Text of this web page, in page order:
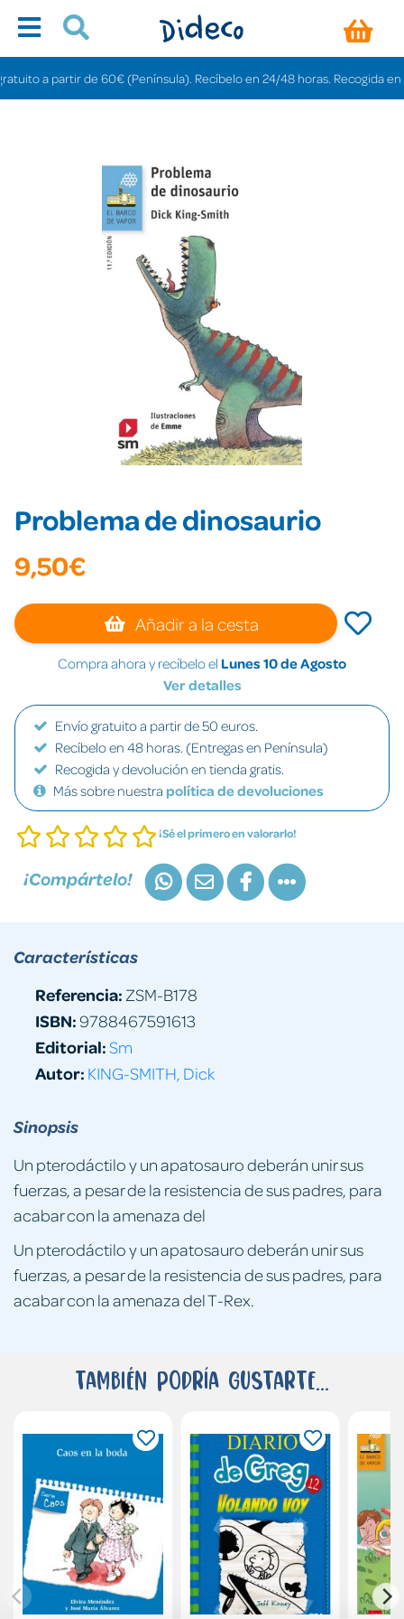
a partir de 60€ (Península). Recíbelo en 24/48 horas. Recogida en
Problema de dinosaurio
9,50€
Añadir a la cesta
Compra ahora y recíbelo el Lunes 10 de Agosto
Ver detalles
Envío gratuito a partir de 50 euros.
Recíbelo en 48 horas. (Entregas en Península)
Recogida y devolución en tienda gratis.
Más sobre nuestra política de devoluciones
¡Sé el primero en valorarlo!
¡Compártelo!
Sinopsis
Un pterodáctilo y un apatosauro deberán unir sus
fuerzas, a pesar de la resistencia de sus padres, para
acabar con la amenaza del
Un pterodáctilo y un apatosauro deberán unir sus
fuerzas, a pesar de la resistencia de sus padres, para
acabar con la amenaza del T-Rex.
Características
Referencia: ZSM-B178
ISBN:9788467591613
Editorial:Sm
Autor: KING-SMITH, Dick
También podría gustarte...